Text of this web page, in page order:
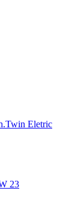
Eletric
23